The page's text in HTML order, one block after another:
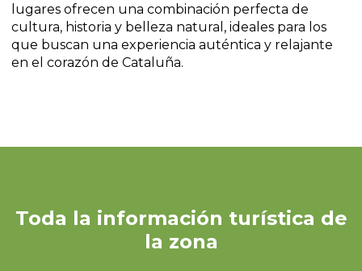
lugares ofrecen una combinación perfecta de
cultura, historia y belleza natural, ideales para los
que buscan una experiencia auténtica y relajante
en el corazón de Cataluña.
Toda la información turística de
la zona